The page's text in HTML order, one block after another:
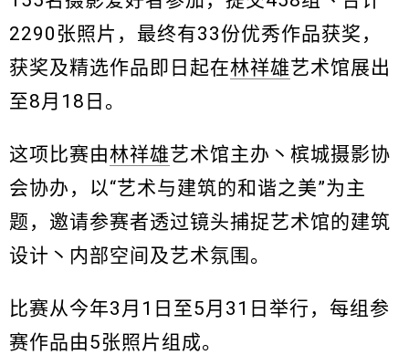
2290张照片，最终有33份优秀作品获奖，
获奖及精选作品即日起在林祥雄艺术馆展出
至8月18日。
这项比赛由林祥雄艺术馆主办丶槟城摄影协
会协办，以“艺术与建筑的和谐之美”为主
题，邀请参赛者透过镜头捕捉艺术馆的建筑
设计丶内部空间及艺术氛围。
比赛从今年3月1日至5月31日举行，每组参
赛作品由5张照片组成。